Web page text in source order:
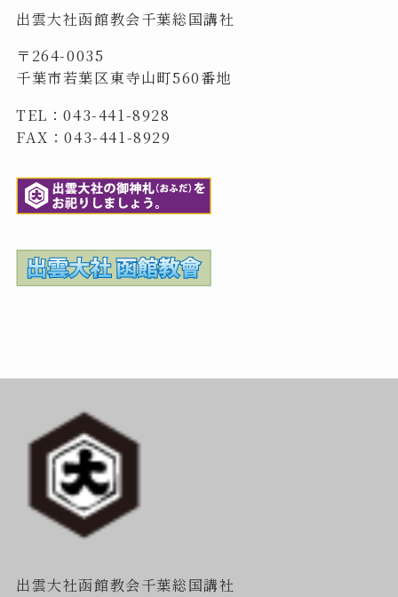
出雲大社函館教会千葉総国講社
〒264-0035
千葉市若葉区東寺山町560番地
TEL：043-441-8928
FAX：043-441-8929
出雲大社函館教会千葉総国講社